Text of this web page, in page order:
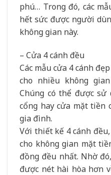
phú… Trong đó, các
hết sức được người
không gian này.
– Cửa 4 cánh đều
Các mẫu cửa 4 cánh
cho nhiều không
Chúng có thể được sử
cổng hay cửa mặt tiền
gia đình.
Với thiết kế 4 cánh
cho không gian mặt
đồng đều nhất. Nhờ
được nét hài hòa hơn